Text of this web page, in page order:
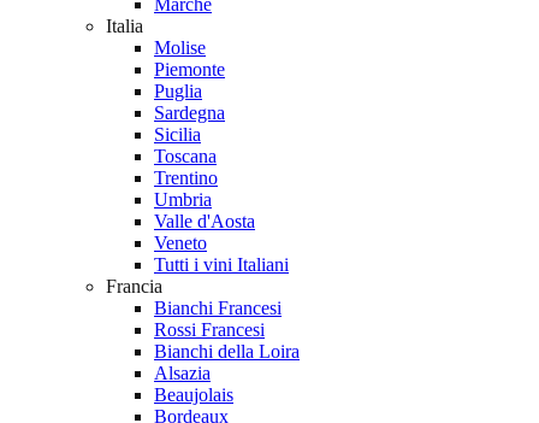
Marche
Italia
Molise
Piemonte
Puglia
Sardegna
Sicilia
Toscana
Trentino
Umbria
Valle d'Aosta
Veneto
Tutti i vini Italiani
Francia
Bianchi Francesi
Rossi Francesi
Bianchi della Loira
Alsazia
Beaujolais
Bordeaux